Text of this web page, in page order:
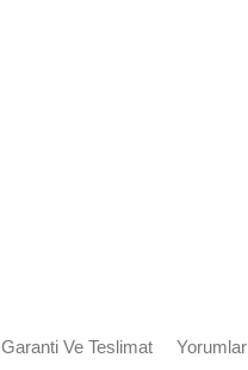
Garanti Ve Teslimat Yorumlar